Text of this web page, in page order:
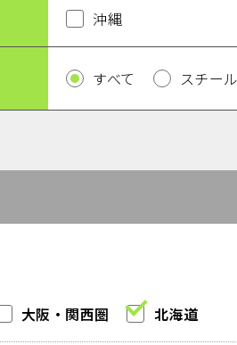
沖縄
すべて スチー
大阪・関西圏 北海道